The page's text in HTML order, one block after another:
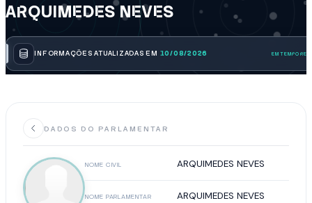
ARQUIMEDES NEVES
INFORMAÇÕES ATUALIZADAS EM 10/08/2026
DADOS DO PARLAMENTAR
NOME CIVIL ARQUIMEDES NEVES
NOME PARLAMENTAR ARQUIMEDES NEVES